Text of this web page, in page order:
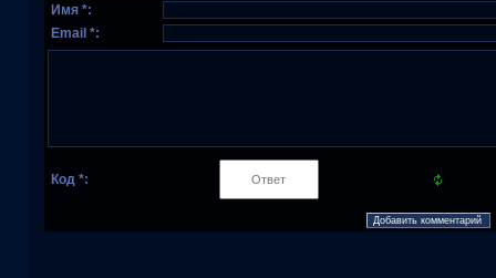
Имя *:
Email *:
Код *: